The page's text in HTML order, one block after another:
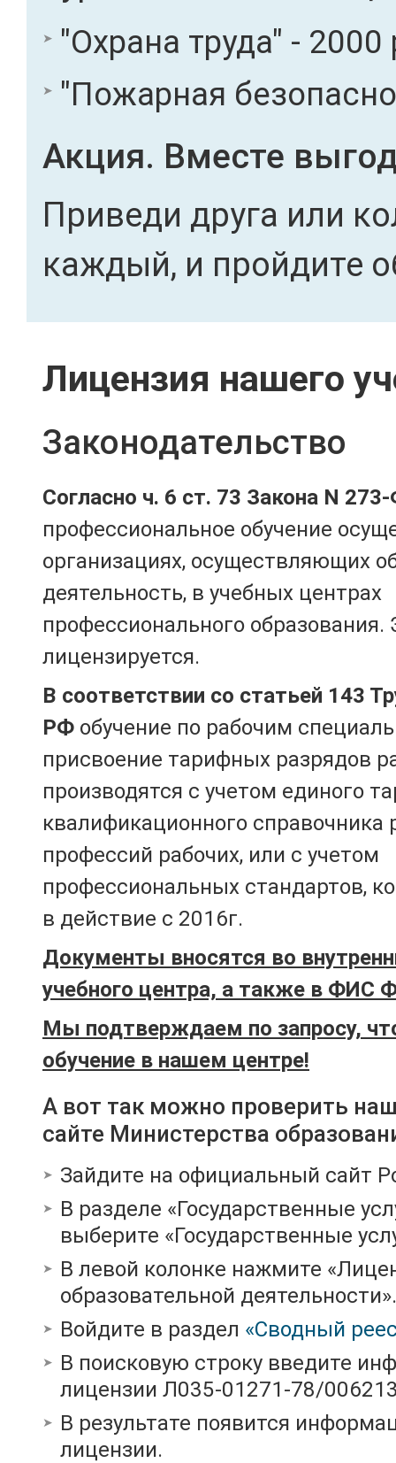
"Охрана труда" - 2000
"Пожарная
Акция. Вместе
Приведи друга или
каждый, и пройдите
Лицензия нашего
Законодательство
Согласно ч. 6 ст. 73 Закона N
профессиональное обучение
организациях, осуществляющих
деятельность, в учебных центрах
профессионального образования.
лицензируется.
В соответствии со статьей 143
РФ обучение по рабочим
присвоение тарифных разрядов
производятся с учетом единого
квалификационного справочника
профессий рабочих, или с учетом
профессиональных стандартов,
в действие с 2016г.
Документы вносятся во
учебного центра, а также в ФИС
Мы подтверждаем по запросу,
обучение в нашем центре!
А вот так можно проверить
сайте Министерства
Зайдите на официальный сайт
В разделе «Государственные
выберите «Государственные
В левой колонке нажмите
образовательной деятельности».
Войдите в раздел «Сводный
В поисковую строку введите
лицензии Л035-01271-78/
В результате появится
лицензии.